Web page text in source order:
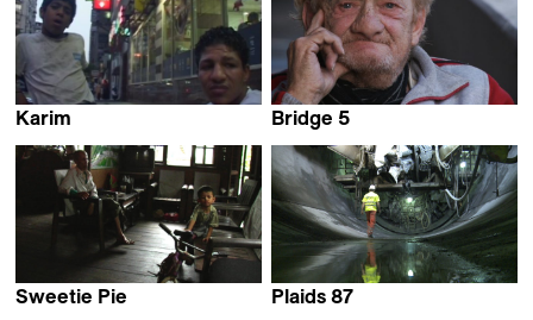
Karim
Bridge 5
Sweetie Pie
Plaids 87